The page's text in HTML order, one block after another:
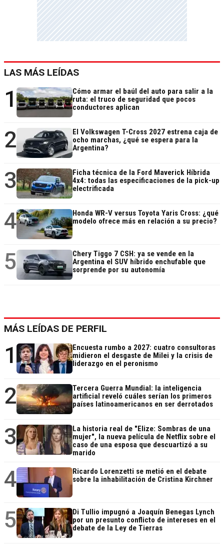
LAS MÁS LEÍDAS
1
Cómo armar el baúl del auto para salir a la
ruta: el truco de seguridad que pocos
conductores aplican
2
El Volkswagen T-Cross 2027 estrena caja de
ocho marchas, ¿qué se espera para la
Argentina?
3
Ficha técnica de la Ford Maverick Híbrida
4x4: todas las especificaciones de la pick-up
electrificada
4
Honda WR-V versus Toyota Yaris Cross: ¿qué
modelo ofrece más en relación a su precio?
5
Chery Tiggo 7 CSH: ya se vende en la
Argentina el SUV híbrido enchufable que
sorprende por su autonomía
MÁS LEÍDAS DE PERFIL
1
Encuesta rumbo a 2027: cuatro consultoras
midieron el desgaste de Milei y la crisis de
liderazgo en el peronismo
2
Tercera Guerra Mundial: la inteligencia
artificial reveló cuáles serían los primeros
países latinoamericanos en ser derrotados
3
La historia real de "Elize: Sombras de una
mujer", la nueva película de Netflix sobre el
caso de una esposa que descuartizó a su
marido
4
Ricardo Lorenzetti se metió en el debate
sobre la inhabilitación de Cristina Kirchner
5
Di Tullio impugnó a Joaquín Benegas Lynch
por un presunto conflicto de intereses en el
debate de la Ley de Tierras